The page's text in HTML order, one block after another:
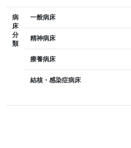
病
床
分
類
一般病床
精神病床
療養病床
結核・感染症病床